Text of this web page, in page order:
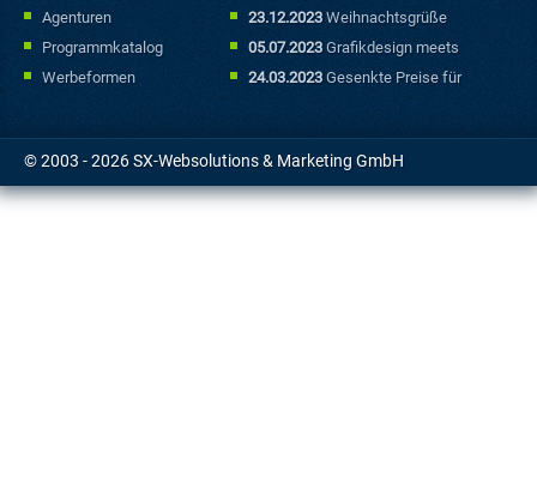
Agenturen
Programmkatalog
Werbeformen
Sonderfallbereich
23.12.2023 Weihnachtsgrüße
05.07.2023 Grafikdesign meets
Marketing: Mit kreativen
24.03.2023 Gesenkte Preise für
© 2003 - 2026 SX-Websolutions & Marketing GmbH